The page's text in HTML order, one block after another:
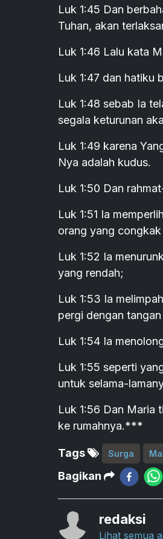
Luk 1:45 Dan
Tuhan, akan
Luk 1:46 Lalu kata
Luk 1:47 dan hatiku
Luk 1:48 sebab Ia
segala keturunan
Luk 1:49 karena
Nya adalah kudus.
Luk 1:50 Dan
Luk 1:51 Ia
orang yang
Luk 1:52 Ia
yang rendah;
Luk 1:53 Ia
pergi dengan
Luk 1:54 Ia
Luk 1:55 seperti
untuk selama-
Luk 1:56 Dan Maria
ke rumahnya.***
Tags Surga
Bagikan
redaksi
Lihat semua